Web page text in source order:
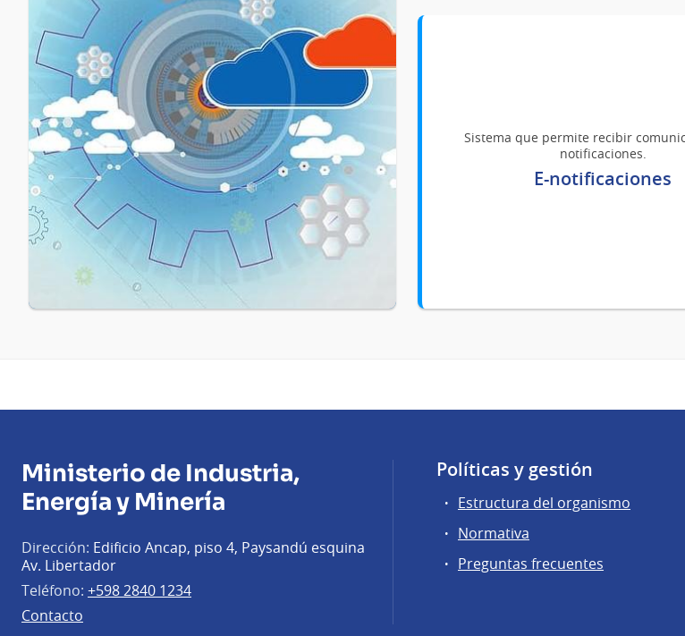
E-notificaciones
Sistema que permite recibir
notificaciones.
Ministerio de Industria,
Energía y Minería
Dirección: Edificio Ancap, piso 4, Paysandú esquina
Av. Libertador
Teléfono: +598 2840 1234
Contacto
Políticas y gestión
Estructura del organismo
Normativa
Preguntas frecuentes